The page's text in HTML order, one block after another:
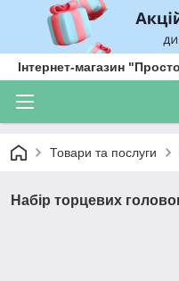
Інтернет-магазин
Товари та послуги
Набір торцевих